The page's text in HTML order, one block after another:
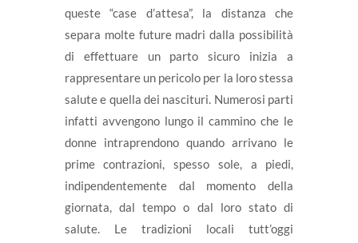
queste “case d’attesa”, la distanza che
separa molte future madri dalla possibilità
di effettuare un parto sicuro inizia a
rappresentare un pericolo per la loro stessa
salute e quella dei nascituri. Numerosi parti
infatti avvengono lungo il cammino che le
donne intraprendono quando arrivano le
prime contrazioni, spesso sole, a piedi,
indipendentemente dal momento della
giornata, dal tempo o dal loro stato di
salute. Le tradizioni locali tutt’oggi